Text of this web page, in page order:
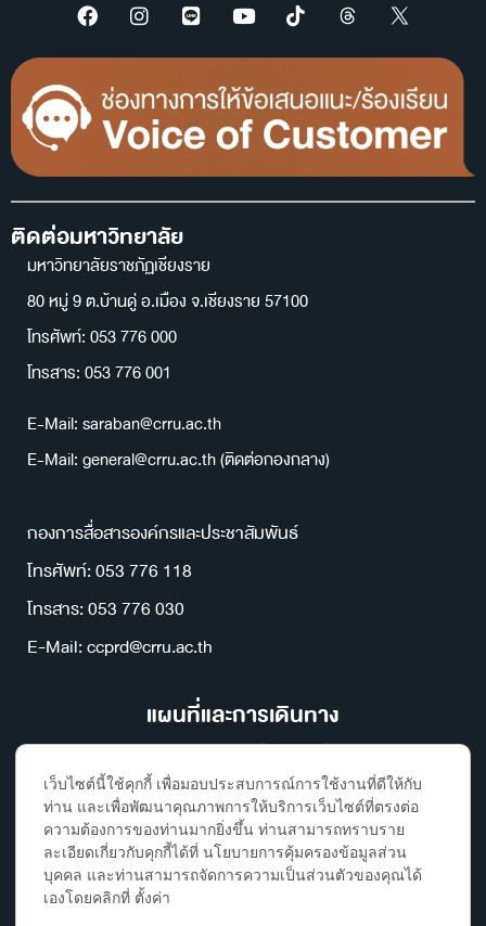
ติดต่อมหาวิทยาลัย
มหาวิทยาลัยราชภัฏเชียงราย
80 หมู่ 9 ต.บ้านดู่ อ.เมือง จ.เชียงราย 57100
โทรศัพท์: 053 776 000
โทรสาร: 053 776 001
E-Mail: saraban@crru.ac.th
E-Mail: general@crru.ac.th (ติดต่อกองกลาง)
กองการสื่อสารองค์กรและประชาสัมพันธ์
โทรศัพท์: 053 776 118
โทรสาร: 053 776 030
E-Mail: ccprd@crru.ac.th
แผนที่และการเดินทาง
เว็บไซต์นี้ใช้คุกกี้ เพื่อมอบประสบการณ์การใช้งานที่ดีให้กับ
ท่าน และเพื่อพัฒนาคุณภาพการให้บริการเว็บไซต์ที่ตรงต่อ
ความต้องการของท่านมากยิ่งขึ้น ท่านสามารถทราบราย
ละเอียดเกี่ยวกับคุกกี้ได้ที่ นโยบายการคุ้มครองข้อมูลส่วน
บุคคล และท่านสามารถจัดการความเป็นส่วนตัวของคุณได้
เองโดยคลิกที่ ตั้งค่า